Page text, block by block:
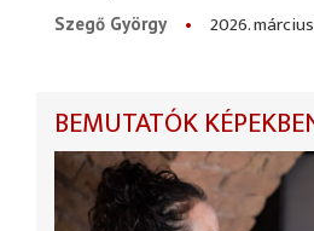
Szegő György
2026.
BEMUTATÓK